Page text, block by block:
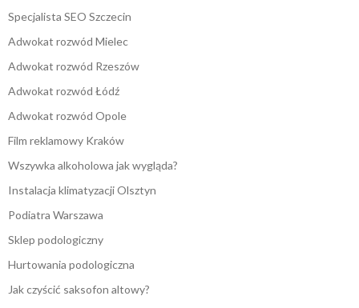
Specjalista SEO Szczecin
Adwokat rozwód Mielec
Adwokat rozwód Rzeszów
Adwokat rozwód Łódź
Adwokat rozwód Opole
Film reklamowy Kraków
Wszywka alkoholowa jak wygląda?
Instalacja klimatyzacji Olsztyn
Podiatra Warszawa
Sklep podologiczny
Hurtowania podologiczna
Jak czyścić saksofon altowy?